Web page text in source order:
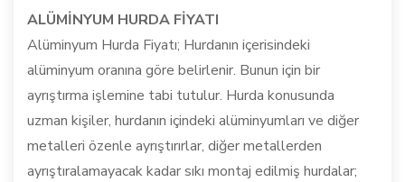
ALÜMİNYUM HURDA FİYATI
Alüminyum Hurda Fiyatı; Hurdanın içerisindeki
alüminyum oranına göre belirlenir. Bunun için bir
ayrıştırma işlemine tabi tutulur. Hurda konusunda
uzman kişiler, hurdanın içindeki alüminyumları ve diğer
metalleri özenle ayrıştırırlar, diğer metallerden
ayrıştıralamayacak kadar sıkı montaj edilmiş hurdalar;